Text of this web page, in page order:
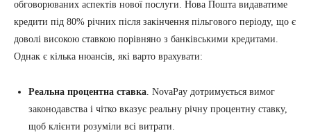
обговорюваних аспектів нової послуги. Нова Пошта видаватиме
кредити під 80% річних після закінчення пільгового періоду, що є
доволі високою ставкою порівняно з банківськими кредитами.
Однак є кілька нюансів, які варто врахувати:
Реальна процентна ставка. NovaPay дотримується вимог
законодавства і чітко вказує реальну річну процентну ставку,
щоб клієнти розуміли всі витрати.